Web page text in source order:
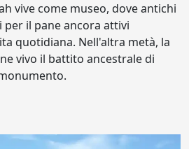
vive come museo, dove antichi
il pane ancora attivi
quotidiana. Nell'altra metà, la
vivo il battito ancestrale di